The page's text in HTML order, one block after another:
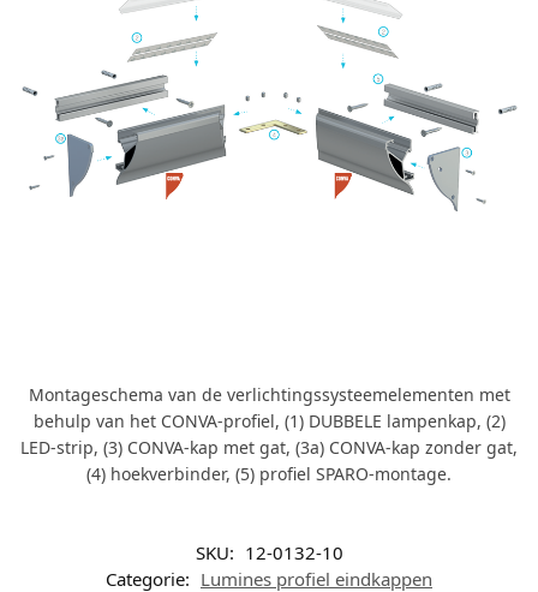
Montageschema van de verlichtingssysteemelementen met
behulp van het CONVA-profiel, (1) DUBBELE lampenkap, (2)
LED-strip, (3) CONVA-kap met gat, (3a) CONVA-kap zonder gat,
(4) hoekverbinder, (5) profiel SPARO-montage.
SKU: 12-0132-10
Categorie: Lumines profiel eindkappen